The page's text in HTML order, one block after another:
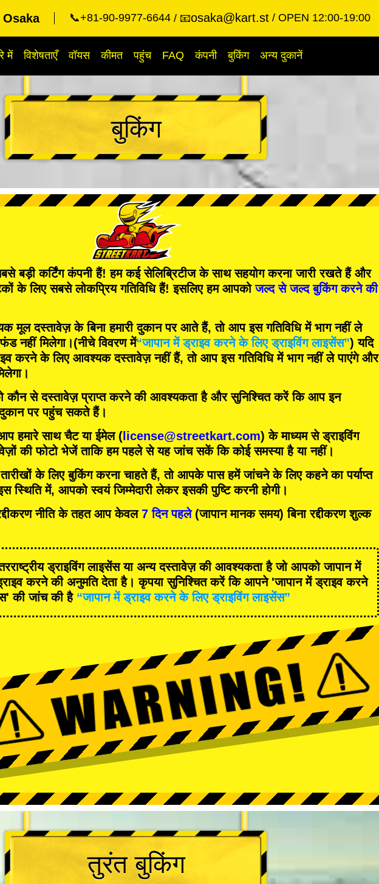
📞+81-90-9977-6644 📧osaka@kart.st OPEN 12:00-19:00
में विशेषताएँ वॉयस कीमत पहुंच FAQ कंपनी बुकिंग अन्य दुकानें
बुकिंग
बड़ी कर्टिंग कंपनीहैं! हमकई सेलिब्रिटीजके साथ सहयोग करना जारी रखते हैं और
के लिएसबसे लोकप्रिय गतिविधिहैं! इसलिए हम आपकोजल्द से जल्द बुकिंग करने की
मूल दस्तावेज़ के बिना हमारी दुकान पर आते हैं, तो आप इस गतिविधि में भाग नहीं ले
नहीं मिलेगा।(नीचे विवरण में“जापान में ड्राइव करने के लिए ड्राइविंग लाइसेंस”) यदि
करने के लिए आवश्यक दस्तावेज़ नहीं हैं, तो आप इस गतिविधि में भाग नहीं ले पाएंगे और
कौन से दस्तावेज़ प्राप्त करने की आवश्यकता है और सुनिश्चित करें कि आप इन
दुकान पर पहुंच सकते हैं।
हमारे साथ चैट या ईमेल ( license@streetkart.com) के माध्यम से ड्राइविंग
की फोटो भेजें ताकि हम पहले से यह जांच सकें कि कोई समस्या है या नहीं।
के लिए बुकिंग करना चाहते हैं, तो आपके पास हमें जांचने के लिए कहने का पर्याप्त
स्थिति में, आपको स्वयं जिम्मेदारी लेकर इसकी पुष्टि करनी होगी।
नीति के तहत आप केवल7 दिन पहले(जापान मानक समय) बिना रद्दीकरण शुल्क
ड्राइविंग लाइसेंस या अन्य दस्तावेज़ की आवश्यकता है जो आपको जापान में
करने की अनुमति देता है। कृपया सुनिश्चित करें कि आपने 'जापान में ड्राइव करने
की जांच की है “जापान में ड्राइव करने के लिए ड्राइविंग लाइसेंस”
तुरंत बुकिंग